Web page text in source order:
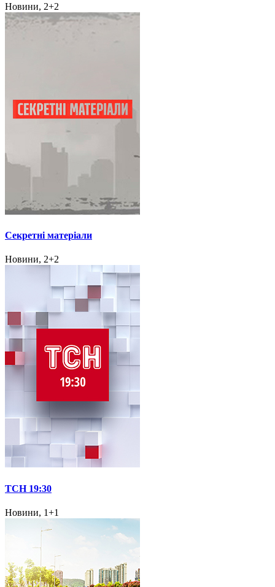
Новини, 2+2
Секретні матеріали
Новини, 2+2
ТСН 19:30
Новини, 1+1